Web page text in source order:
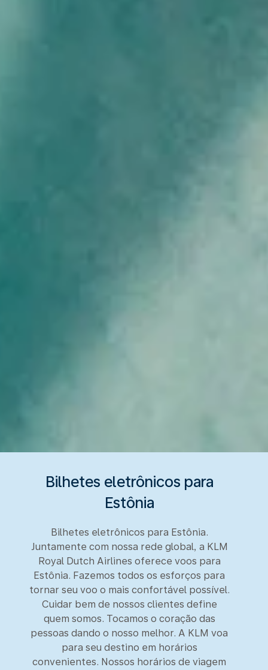
Bilhetes eletrônicos para
Estônia
Bilhetes eletrônicos para Estônia.
Juntamente com nossa rede global, a KLM
Royal Dutch Airlines oferece voos para
Estônia. Fazemos todos os esforços para
tornar seu voo o mais confortável possível.
Cuidar bem de nossos clientes define
quem somos. Tocamos o coração das
pessoas dando o nosso melhor. A KLM voa
para seu destino em horários
convenientes. Nossos horários de viagem